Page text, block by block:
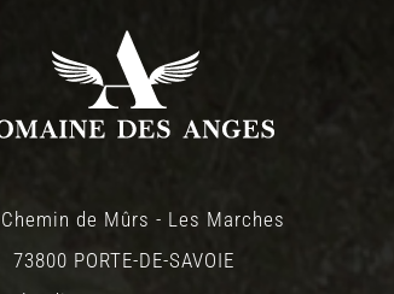
de Mûrs - Les Marches
73800 PORTE-DE-SAVOIE